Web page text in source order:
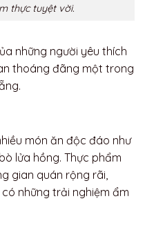
thực tuyệt vời.
những người yêu thích
thoáng đãng một trong
món ăn độc đáo như
lửa hồng. Thực phẩm
gian quán rộng rãi,
những trải nghiệm ẩm